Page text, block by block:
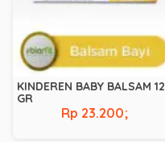
KINDEREN BABY BALSAM 12
GR
Rp 23.200;